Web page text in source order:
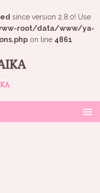
since version 2.8.0! Use
root/data/www/ya-
on line 4861